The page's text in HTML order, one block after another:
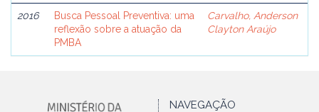
2016
Busca Pessoal Preventiva: uma
reflexão sobre a atuação da
PMBA
Carvalho, Anderson
Clayton Araújo
NAVEGAÇÃO